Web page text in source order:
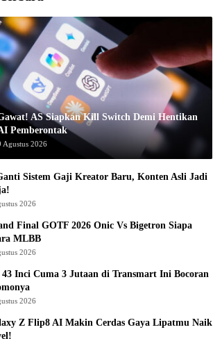
AS Siapkan Kill Switch Demi Hentikan
Pemberontak
Agustus 2026
Sistem Gaji Kreator Baru, Konten Asli Jadi
2026
Final GOTF 2026 Onic Vs Bigetron Siapa
MLBB
2026
Inci Cuma 3 Jutaan di Transmart Ini Bocoran
2026
Z Flip8 AI Makin Cerdas Gaya Lipatmu Naik